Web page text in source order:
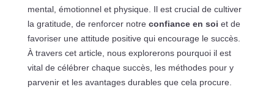
mental, émotionnel et physique. Il est crucial de cultiver
la gratitude, de renforcer notre confiance en soi et de
favoriser une attitude positive qui encourage le succès.
À travers cet article, nous explorerons pourquoi il est
vital de célébrer chaque succès, les méthodes pour y
parvenir et les avantages durables que cela procure.